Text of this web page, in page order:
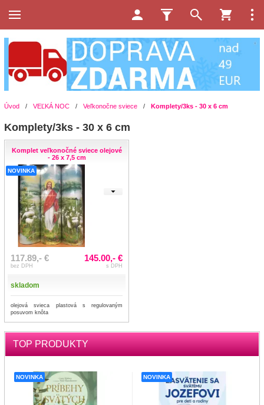
Úvod / VEĽKÁ NOC / Veľkonočne sviece / Komplety/3ks - 30 x 6 cm
Komplety/3ks - 30 x 6 cm
Komplet veľkonočné sviece olejové
- 26 x 7,5 cm
NOVINKA
117.89,- €
bez DPH
145.00,- €
s DPH
skladom
olejová svieca plastová s regulovaným
posuvom knôta
TOP PRODUKTY
NOVINKA NOVINKA